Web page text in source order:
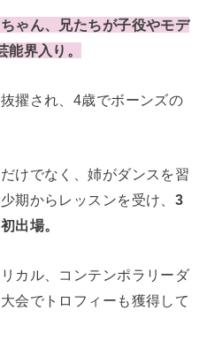
ゃん、兄たちが子役やモデ
界入り。
擢され、4歳でボーンズの
けでなく、姉がダンスを習
期からレッスンを受け、 3
出場。
カル、コンテンポラリーダ
会でトロフィーも獲得して